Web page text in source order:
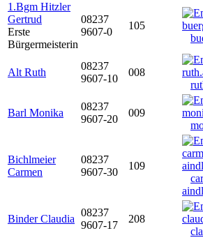
1.Bgm Hitzler
Gertrud
Erste
Bürgermeisterin
08237
9607-0
105
Alt Ruth
08237
9607-10
008
Barl Monika
08237
9607-20
009
Bichlmeier
Carmen
08237
9607-30
109
Binder Claudia
08237
9607-17
208